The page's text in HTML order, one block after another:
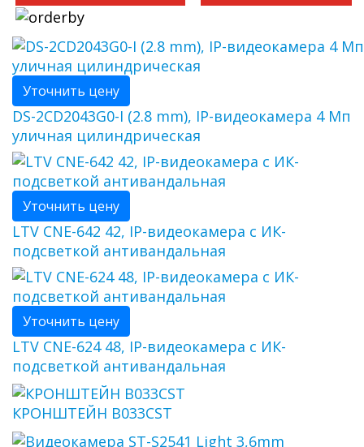
Уточнить цену
DS-2CD2043G0-I (2.8 mm), IP-видеокамера 4 Мп
уличная цилиндрическая
Уточнить цену
LTV CNE-642 42, IP-видеокамера с ИК-
подсветкой антивандальная
Уточнить цену
LTV CNE-624 48, IP-видеокамера с ИК-
подсветкой антивандальная
КРОНШТЕЙН B033CST